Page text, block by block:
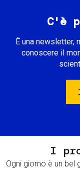
C'è
È una newsletter,
conoscere il
I
Ogni giorno è un bel